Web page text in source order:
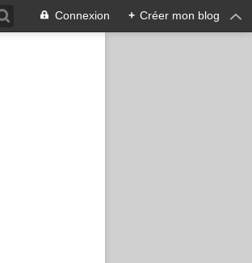
Connexion + Créer mon blog